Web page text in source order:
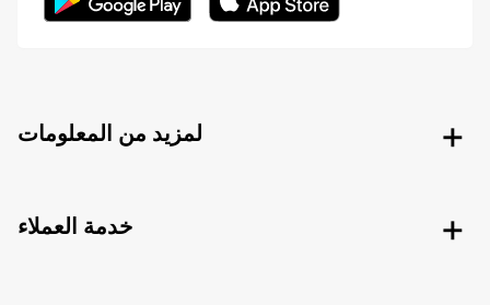
لمزيد من المعلومات
خدمة العملاء